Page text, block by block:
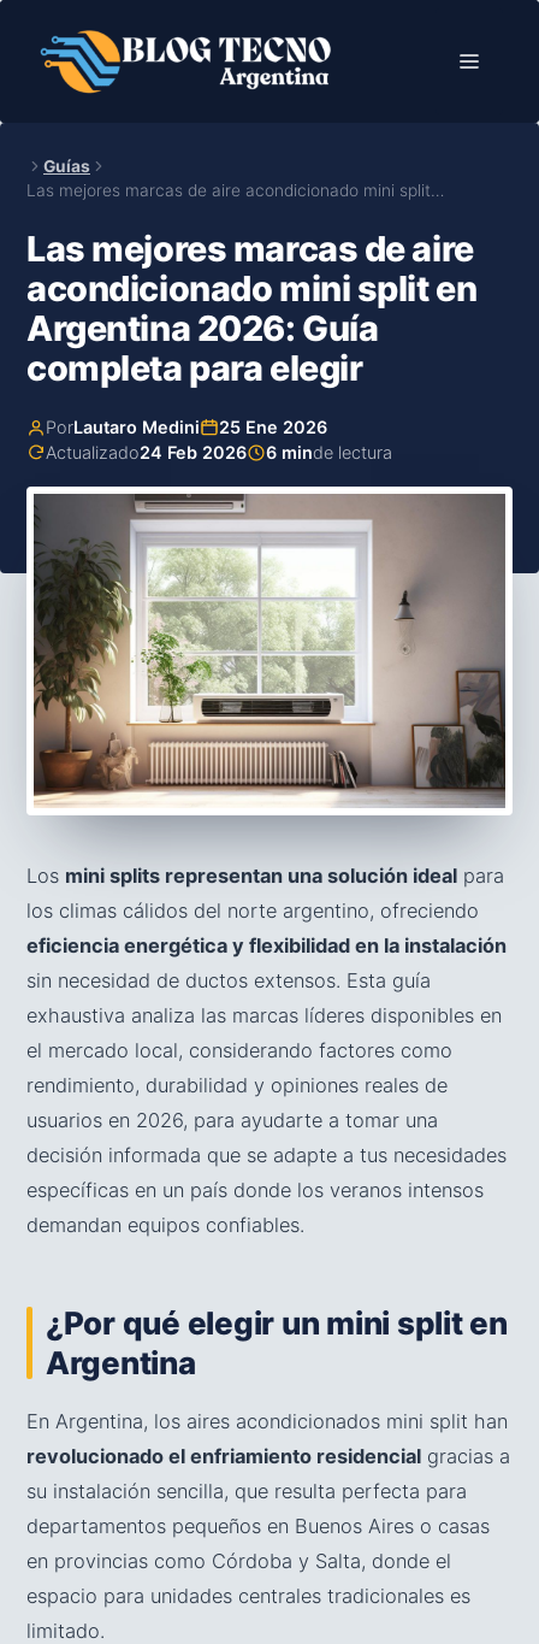
contenido
Menú
Guías
Las mejores marcas de aire acondicionado mini split…
Las mejores marcas de aire
acondicionado mini split en
Argentina 2026: Guía
completa para elegir
PorLautaro Medini
25 Ene 2026
Actualizado24 Feb 2026 6 minde lectura
Los mini splits representan una solución ideal para
los climas cálidos del norte argentino, ofreciendo
eficiencia energética y flexibilidad en la instalación
sin necesidad de ductos extensos. Esta guía
exhaustiva analiza las marcas líderes disponibles en
el mercado local, considerando factores como
rendimiento, durabilidad y opiniones reales de
usuarios en 2026, para ayudarte a tomar una
decisión informada que se adapte a tus necesidades
específicas en un país donde los veranos intensos
demandan equipos confiables.
¿Por qué elegir un mini split en
Argentina
En Argentina, los aires acondicionados mini split han
revolucionado el enfriamiento residencial gracias a
su instalación sencilla, que resulta perfecta para
departamentos pequeños en Buenos Aires o casas
en provincias como Córdoba y Salta, donde el
espacio para unidades centrales tradicionales es
limitado.